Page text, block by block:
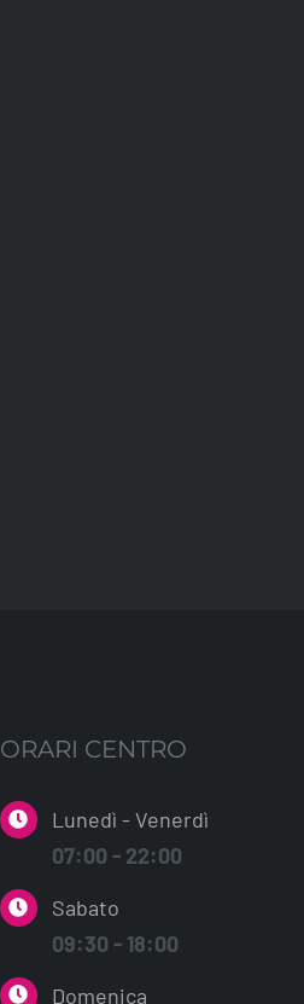
ORARI CENTRO
Lunedì - Venerdì
07:00 - 22:00
Sabato
09:30 - 18:00
Domenica